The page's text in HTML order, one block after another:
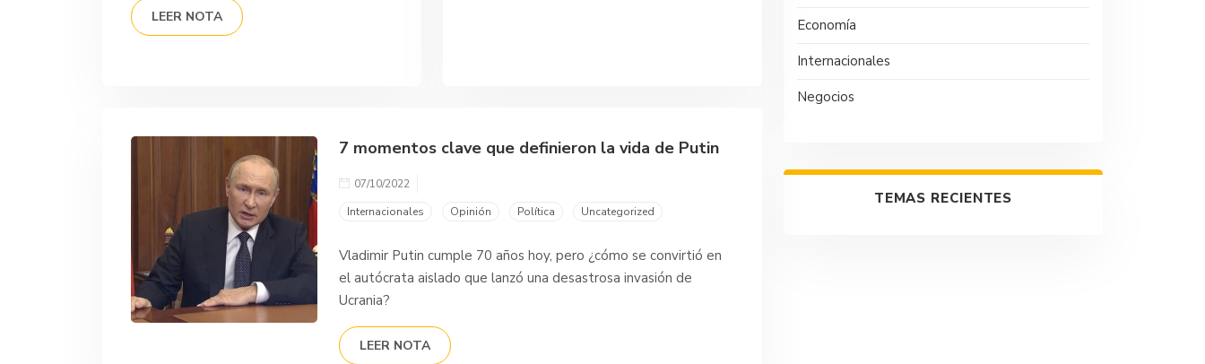
LEER NOTA
7 momentos clave que definieron la vida de Putin
07/10/2022
Internacionales
Opinión Política Uncategorized
Vladimir Putin cumple 70 años hoy, pero ¿cómo se convirtió en
el autócrata aislado que lanzó una desastrosa invasión de
Ucrania?
LEER NOTA
Economía
Internacionales
Negocios
TEMAS RECIENTES